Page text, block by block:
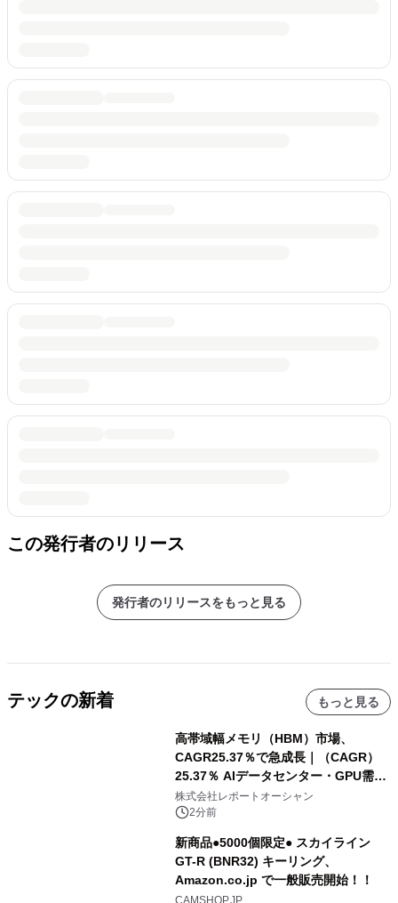
この発行者のリリース
発行者のリリースをもっと見る
テックの新着 もっと見る
高帯域幅メモリ（HBM）市場、
CAGR25.37％で急成長｜（CAGR）
25.37％ AIデータセンター・GPU需要
拡大が2035年の市場成長を牽引
株式会社レポートオーシャン
2分前
新商品●5000個限定● スカイライン
GT-R (BNR32) キーリング、
Amazon.co.jp で一般販売開始！！
CAMSHOP.JP